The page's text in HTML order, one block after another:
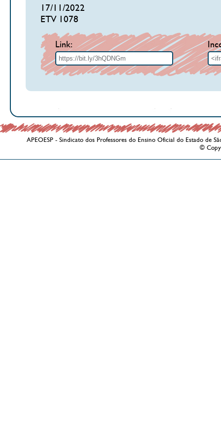
17/11/2022
ETV 1078
Link:
APEOESP - Sindicato dos Professores do Ensino Oficial do Estado de
©